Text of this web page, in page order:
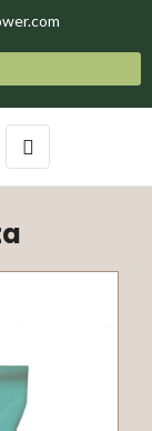
Navegación
de
palanca
☰